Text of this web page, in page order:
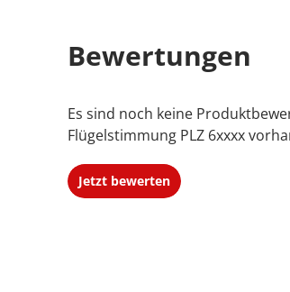
und daher
Das
bei uns
Bewertungen
Es sind noch keine
Flügelstimmung PLZ 6xxxx
Jetzt bewerten